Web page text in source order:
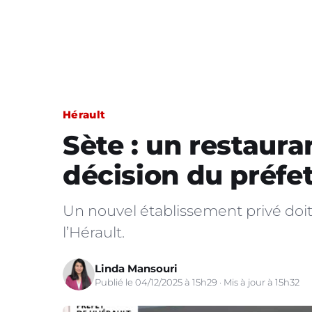
Hérault
Sète : un
décision du
Un nouvel établissement privé
l’Hérault.
Linda Mansouri
Publié le 04/12/2025 à 15h29 · Mis à jour à 15h32